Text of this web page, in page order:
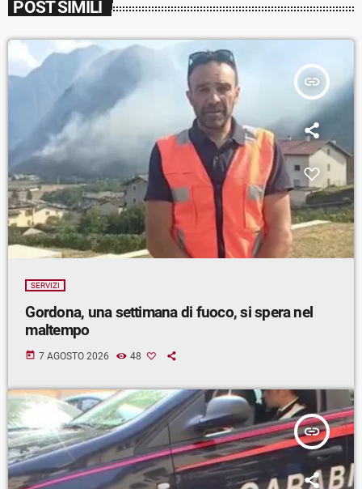
POST SIMILI
insert_link
SERVIZI
Gordona, una settimana di fuoco, si spera nel
maltempo
today 7 AGOSTO 2026 48
insert_link